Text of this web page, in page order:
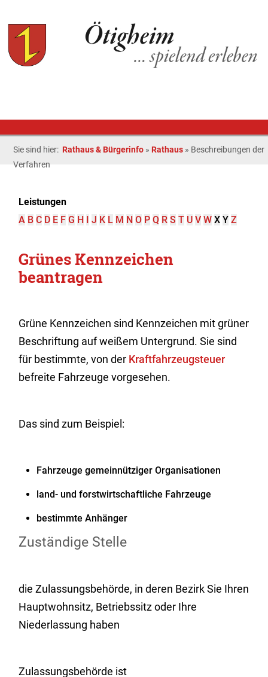
Sie sind hier: Rathaus & Bürgerinfo » Rathaus » Beschreibungen der
Verfahren
Leistungen
A B C D E F G H I J K L M N O P Q R S T U V W X Y Z
Grünes Kennzeichen
beantragen
Grüne Kennzeichen sind Kennzeichen mit grüner
Beschriftung auf weißem Untergrund. Sie sind
für bestimmte, von der Kraftfahrzeugsteuer
befreite Fahrzeuge vorgesehen.
Das sind zum Beispiel:
Fahrzeuge gemeinnütziger Organisationen
land- und forstwirtschaftliche Fahrzeuge
bestimmte Anhänger
Zuständige Stelle
die Zulassungsbehörde, in deren Bezirk Sie Ihren
Hauptwohnsitz, Betriebssitz oder Ihre
Niederlassung haben
Zulassungsbehörde ist